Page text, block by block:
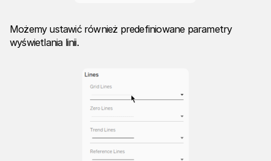
Możemy ustawić również predefiniowane parametry
wyświetlania linii.